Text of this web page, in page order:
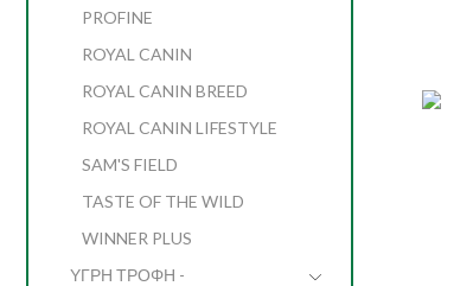
PROFINE
ROYAL CANIN
ROYAL CANIN BREED
ROYAL CANIN LIFESTYLE
SAM'S FIELD
TASTE OF THE WILD
WINNER PLUS
ΥΓΡΗ ΤΡΟΦΗ -